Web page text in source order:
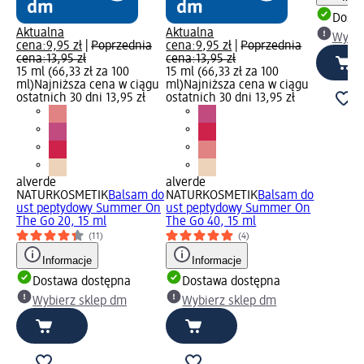
Aktualna
cena:9,95 zł
Poprzednia
cena:13,95 zł
15 ml (66,33 zł za 100
ml)Najniższa cena w ciągu
ostatnich 30 dni 13,95 zł
alverde
NATURKOSMETIKBalsam do
ust peptydowy Summer On
The Go 20, 15 ml
(11)
Informacje
Dostawa dostępna
Wybierz sklep dm
Aktualna
cena:9,95 zł |Poprzednia
cena:13,95 zł
15 ml (66,33 zł za 100
ml)Najniższa cena w ciągu
ostatnich 30 dni 13,95 zł
alverde
NATURKOSMETIKBalsam do
ust peptydowy Summer On
The Go 40, 15 ml
(4)
Informacje
Dostawa dostępna
Wybierz sklep dm